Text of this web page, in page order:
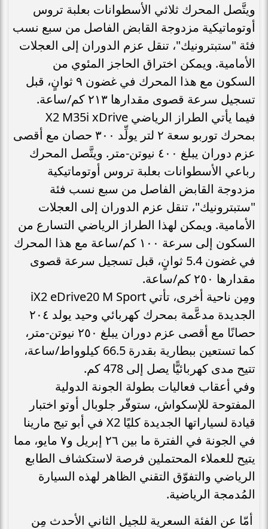
ويتَّصل المحرك ثلاثي الأسطوانات بعلبة تروس
أوتوماتيكية مزدوجة القابض الفاصل من سبع نسب
فئة "ستبترونيك"، تنقل عزم الدوران إلى العجلات
الأمامية. ويمكن اختراق الحاجز المئوي من
السكون مع هذا المحرك في غضون ٩ ثوانٍ، قبل
تسجيل سرعة قصوى مقدارها ٢١٣ كم/ساعة.
فيما يأتي الطراز الرياضي X2 M35i xDrive
بمحرك توربو سعة ٢ لتر يولِّد ٣٠٠ حصان مع أقصى
عزم دوران يبلغ ٤٠٠ نيوتن-متر. ويتَّصل المحرك
رباعي الأسطوانات بعلبة تروس أوتوماتيكية
مزدوجة القابض الفاصل من سبع نسب فئة
"ستبترونيك"، تنقل عزم الدوران إلى العجلات
الأمامية. ويمكن لهذا الطراز الرياضي التسارع من
السكون إلى سرعة ١٠٠ كم/ساعة مع هذا المحرك
في غضون 5.4 ثوانٍ، قبل تسجيل سرعة قصوى
مقدارها ٢٥٠ كم/ساعة.
ومِن ناحية أخرى، تأتي iX2 eDrive20 M Sport
الجديدة مدعَّمة بمحرك كهربائي وحيد يولد ٢٠٤
حصانًا مع أقصى عزم دوران يبلغ ٢٥٠ نيوتن-متر،
كما تستعين ببطارية بقدرة 66.5 كيلوواط/ساعة،
تتيح مدى كهربائيًّا يصل إلى 478 كم.
وفي أعقاب فعاليات بطولة الجونة الدولية
المفتوحة للإسكواش، ستوفّر جلوبال أوتو اختبار
قيادة لسياراتها الجديدة كليًا X2 في أبو تيج مارينا
في الجونة في الفترة ما بين ٢٦ إبريل و٧ مايو، مما
يتيح للعملاء المحتملين فرصة لاستكشاف الطابع
الرياضي والتفوّق التقني الظاهر لهذه السيارة
المُدمجة الرياضية.
أمّا عن الفئة السعرية للجيل الثاني الأحدث مِن